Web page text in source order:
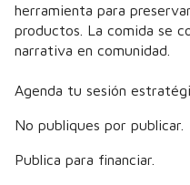
herramienta para
productos. La comida se
narrativa en comunidad.
Agenda tu sesión
No publiques por publicar.
Publica para financiar.